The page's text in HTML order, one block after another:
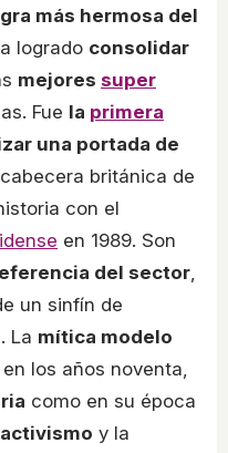
más hermosa del
logrado consolidar
mejores super
Fue la primera
una portada de
británica de
con el
en 1989. Son
del sector,
un sinfín de
La mítica modelo
los años noventa,
como en su época
activismo y la